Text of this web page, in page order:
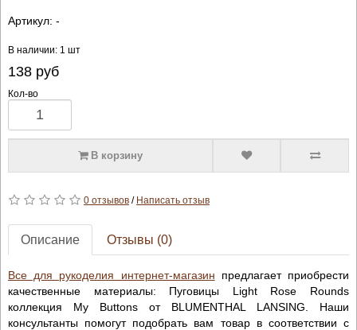
Артикул: -
В наличии: 1 шт
138руб
Кол-во
В корзину
0 отзывов/ Написать отзыв
Описание Отзывы (0)
Все для рукоделия интернет-магазин предлагает приобрести
качественные материалы: Пуговицы Light Rose Rounds
коллекция My Buttons от BLUMENTHAL LANSING. Наши
консультанты помогут подобрать вам товар в соответствии с